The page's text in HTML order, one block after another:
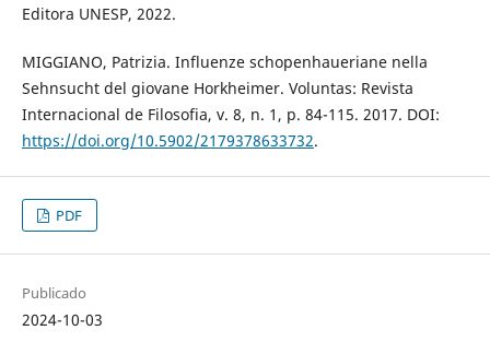
Editora UNESP, 2022.
MIGGIANO, Patrizia. Influenze schopenhaueriane nella
Sehnsucht del giovane Horkheimer. Voluntas: Revista
Internacional de Filosofia, v. 8, n. 1, p. 84-115. 2017. DOI:
https://doi.org/10.5902/2179378633732.
PDF
Publicado
2024-10-03